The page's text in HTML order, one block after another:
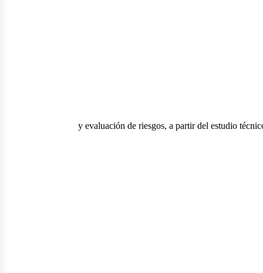
y evaluación de riesgos, a partir del estudio